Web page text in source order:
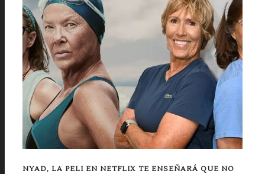
NYAD, LA PELI EN NETFLIX TE ENSEÑARÁ QUE NO